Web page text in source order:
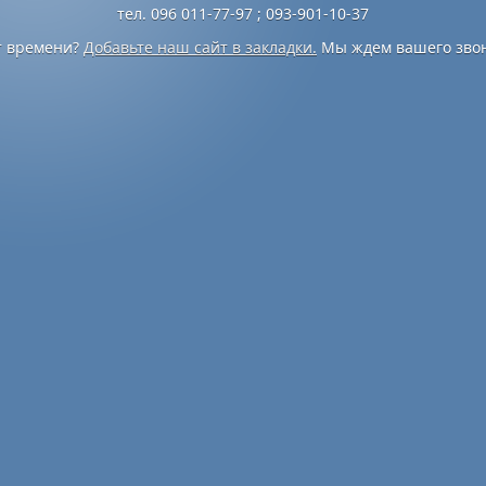
тел. 096 011-77-97 ; 093-901-10-37
времени? Добавьте наш сайт в закладки. Мы ждем вашего